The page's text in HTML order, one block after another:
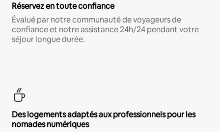
Réservez en toute confiance
Évalué par notre communauté de voyageurs de
confiance et notre assistance 24h/24 pendant votre
séjour longue durée.
Des logements adaptés aux professionnels pour les
nomades numériques